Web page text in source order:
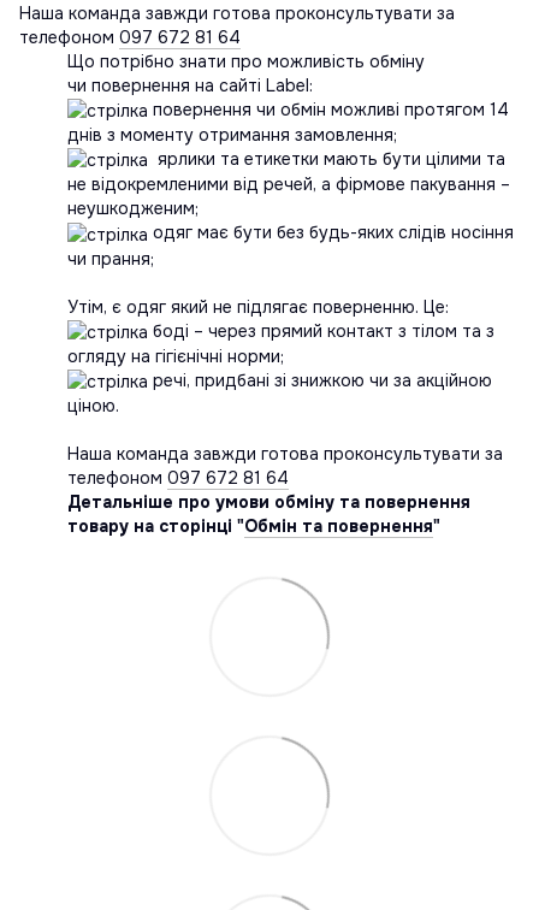
Наша команда завжди готова проконсультувати за
телефоном 097 672 81 64
Що потрібно знати про можливість обміну
чи повернення на сайті Label:
повернення чи обмін можливі протягом 14
днів з моменту отримання замовлення;
ярлики та етикетки мають бути цілими та
не відокремленими від речей, а фірмове пакування –
неушкодженим;
одяг має бути без будь-яких слідів носіння
чи прання;
Утім, є одяг який не підлягає поверненню. Це:
боді – через прямий контакт з тілом та з
огляду на гігієнічні норми;
речі, придбані зі знижкою чи за акційною
ціною.
Наша команда завжди готова проконсультувати за
телефоном 097 672 81 64
Детальніше про умови обміну та повернення
товару на сторінці "Обмін та повернення"